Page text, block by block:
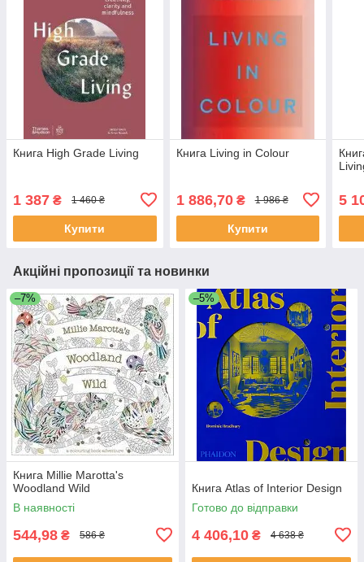
Книга High Grade Living
1 387 ₴ 1 460 ₴
Купити
Книга Living in Colour
1 886,70₴ 1 986 ₴
Купити
5
Акційні пропозиції та новинки
–7%
Книга Millie Marotta's
Woodland Wild
В наявності
544,98 ₴ 586 ₴
–5%
Книга Atlas of Interior Design
Готово до відправки
4 406,10 ₴ 4 638 ₴